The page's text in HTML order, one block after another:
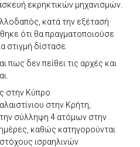
εκρηκτικών μηχανισμών.
κατά την εξέτασή
ότι θα πραγματοποιούσε
στιγμή δίστασε.
πως δεν πείθει τις αρχές και
στην Κύπρο
στην Κρήτη,
σύλληψη 4 ατόμων στην
καθώς κατηγορούνται
ισραηλινών